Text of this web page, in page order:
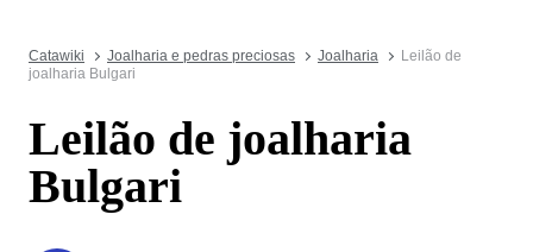
Catawiki Joalharia e pedras preciosas Joalharia
Leilão de
joalharia Bulgari
Leilão de joalharia
Bulgari